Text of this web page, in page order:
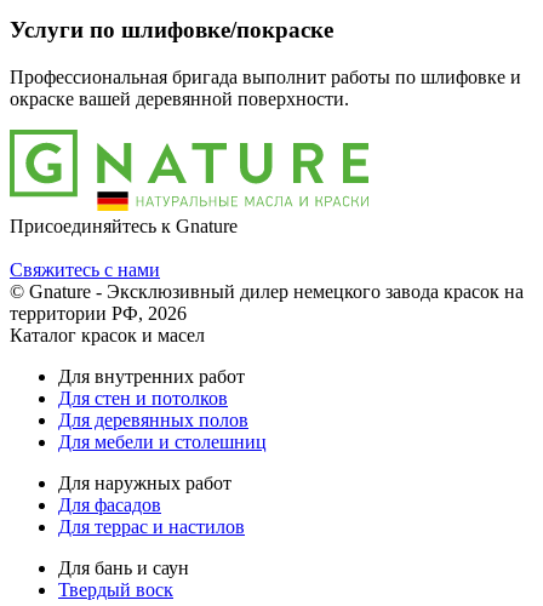
Услуги по шлифовке/покраске
Профессиональная бригада выполнит работы по шлифовке и
окраске вашей деревянной поверхности.
Присоединяйтесь к Gnature
Свяжитесь с нами
© Gnature - Эксклюзивный дилер немецкого завода красок на
территории РФ, 2026
Каталог красок и масел
Для внутренних работ
Для стен и потолков
Для деревянных полов
Для мебели и столешниц
Для наружных работ
Для фасадов
Для террас и настилов
Для бань и саун
Твердый воск